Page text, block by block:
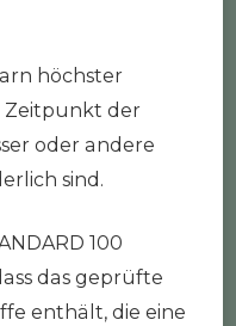
höchster
Zeitpunkt der
oder andere
sind.
100
das geprüfte
enthält, die eine